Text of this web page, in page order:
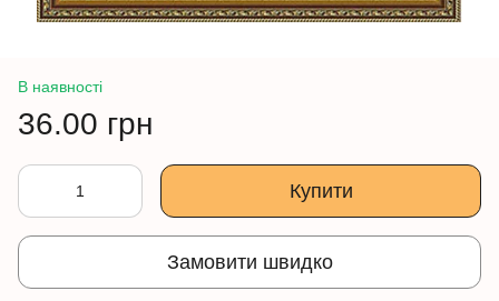
В наявності
36.00 грн
Купити
Замовити швидко